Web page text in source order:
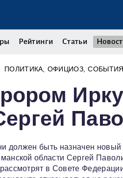
Рейтинги Статьи
ПОЛИТИКА ОФИЦИОЗ СОБЫТИЯ
должен быть назначен
области Сергей
в Совете